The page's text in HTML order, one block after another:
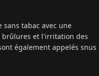
tabac avec une
et l'irritation des
également appelés snus